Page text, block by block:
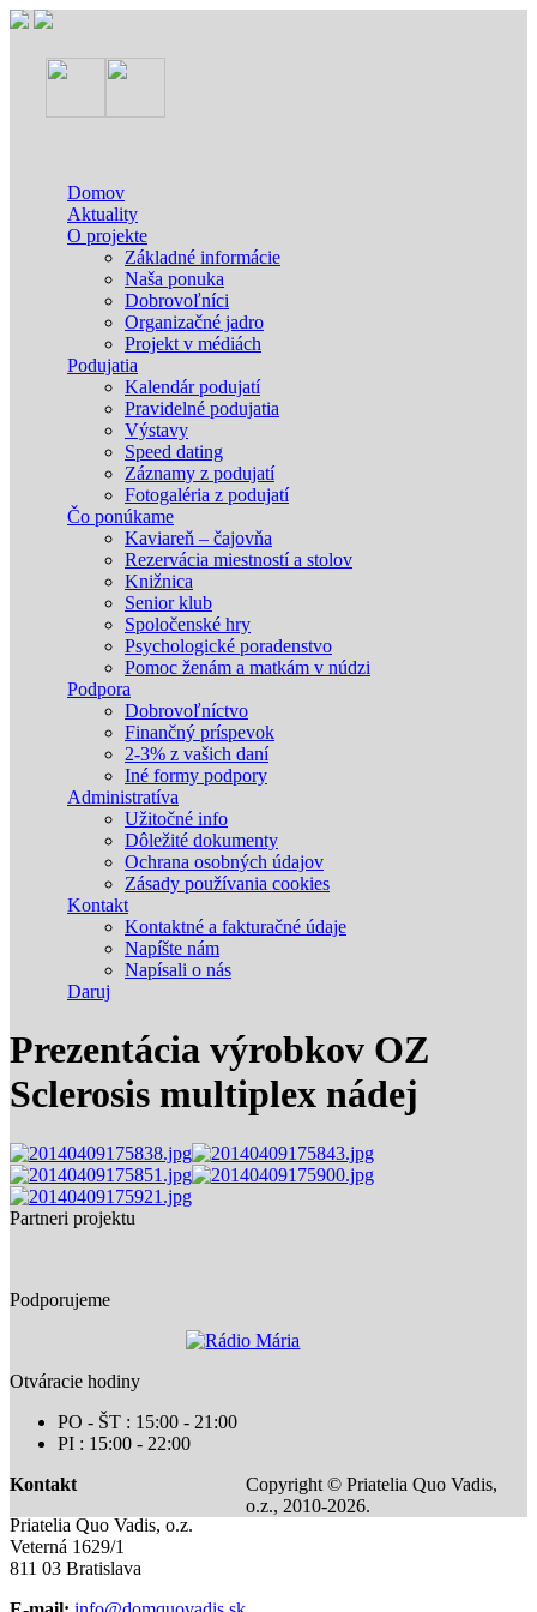
Domov
Aktuality
O projekte
Základné informácie
Naša ponuka
Dobrovoľníci
Organizačné jadro
Projekt v médiách
Podujatia
Kalendár podujatí
Pravidelné podujatia
Výstavy
Speed dating
Záznamy z podujatí
Fotogaléria z podujatí
Čo ponúkame
Kaviareň – čajovňa
Rezervácia miestností a stolov
Knižnica
Senior klub
Spoločenské hry
Psychologické poradenstvo
Pomoc ženám a matkám v núdzi
Podpora
Dobrovoľníctvo
Finančný príspevok
2-3% z vašich daní
Iné formy podpory
Administratíva
Užitočné info
Dôležité dokumenty
Ochrana osobných údajov
Zásady používania cookies
Kontakt
Kontaktné a fakturačné údaje
Napíšte nám
Napísali o nás
Daruj
Prezentácia výrobkov OZ
Sclerosis multiplex nádej
Partneri projektu
Podporujeme
Otváracie hodiny
PO - ŠT : 15:00 - 21:00
PI : 15:00 - 22:00
Kontakt
Priatelia Quo Vadis, o.z.
Veterná 1629/1
811 03 Bratislava
Copyright © Priatelia Quo Vadis,
o.z., 2010-2026.